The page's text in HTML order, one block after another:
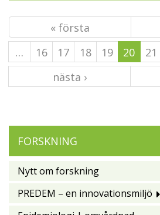
« första
…
16 17 18 19 20 21
nästa ›
FORSKNING
Nytt om forskning
PREDEM – en innovationsmiljö